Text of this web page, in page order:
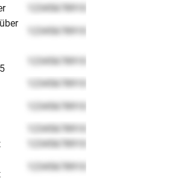
12345678910
12345678910
12345678910
12345678910
12345678910
12345678910
12345678910
12345678910